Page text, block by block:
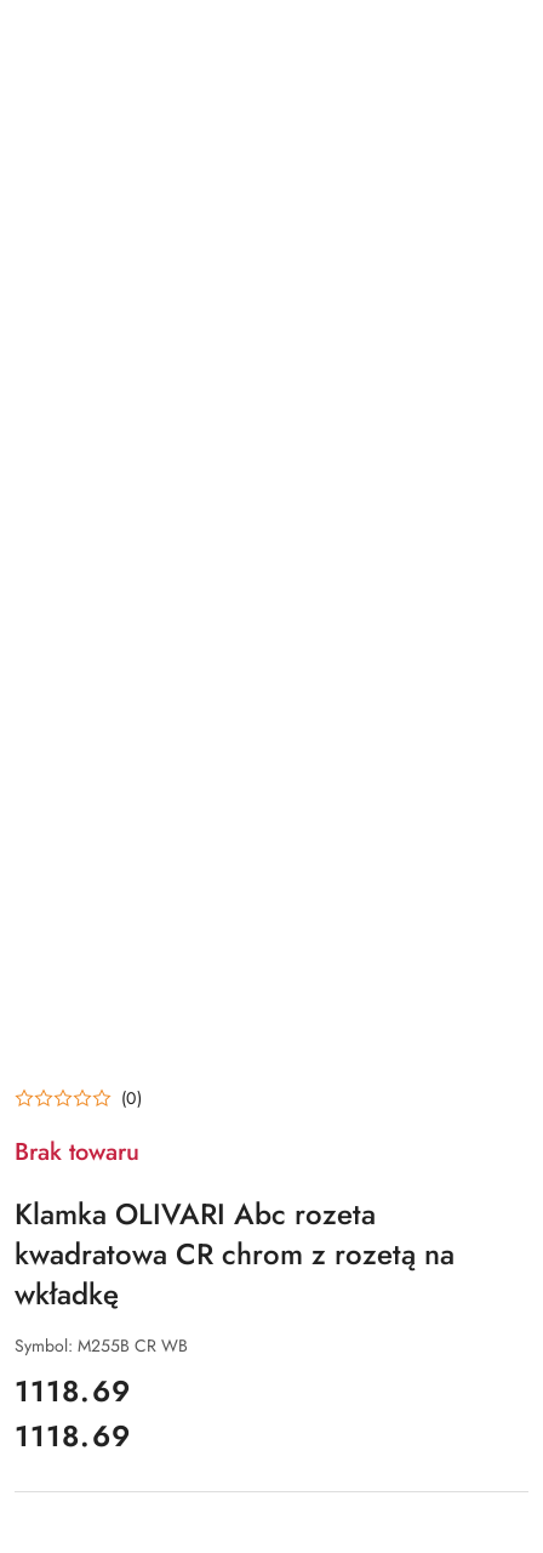
(0)
Brak towaru
Klamka OLIVARI Abc rozeta
kwadratowa CR chrom z rozetą na
wkładkę
Symbol: M255B CR WB
cena:
1118.69
Cena:
1118.69